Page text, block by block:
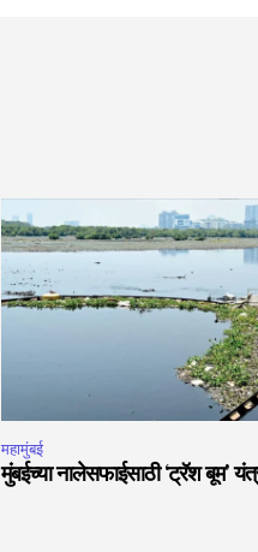
महामुंबई
मुंबईच्या नालेसफाईसाठी ‘ट्रॅश बूम’